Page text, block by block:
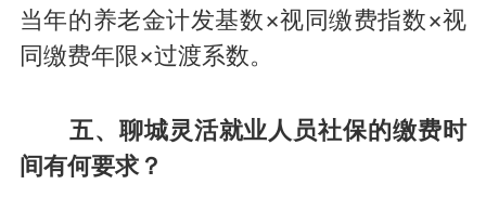
当年的养老金计发基数×视同缴费指数×视
同缴费年限×过渡系数。
五、聊城灵活就业人员社保的缴费时
间有何要求？